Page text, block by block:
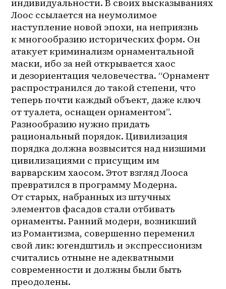
индивидуальности. В своих высказываниях
Лоос ссылается на неумолимое
наступление новой эпохи, на неприязнь
к многообразию исторических форм. Он
атакует криминализм орнаментальной
маски, ибо за ней открывается хаос
и дезориентация человечества. “Орнамент
распространился до такой степени, что
теперь почти каждый объект, даже ключ
от туалета, оснащен орнаментом”.
Разнообразию нужно придать
рациональный порядок. Цивилизация
порядка должна возвысится над низшими
цивилизациями с присущим им
варварским хаосом. Этот взгляд Лооса
превратился в программу Модерна.
От старых, набранных из штучных
элементов фасадов стали отбивать
орнаменты. Ранний модерн, возникший
из Романтизма, совершенно переменил
свой лик: югендштиль и экспрессионизм
считались отныне не адекватными
современности и должны были быть
преодолены.